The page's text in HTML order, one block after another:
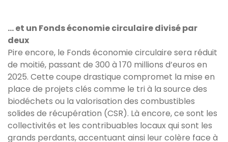
... et un Fonds économie circulaire divisé par
deux
Pire encore, le Fonds économie circulaire sera réduit
de moitié, passant de 300 à 170 millions d’euros en
2025. Cette coupe drastique compromet la mise en
place de projets clés comme le tri à la source des
biodéchets ou la valorisation des combustibles
solides de récupération (CSR). Là encore, ce sont les
collectivités et les contribuables locaux qui sont les
grands perdants, accentuant ainsi leur colère face à